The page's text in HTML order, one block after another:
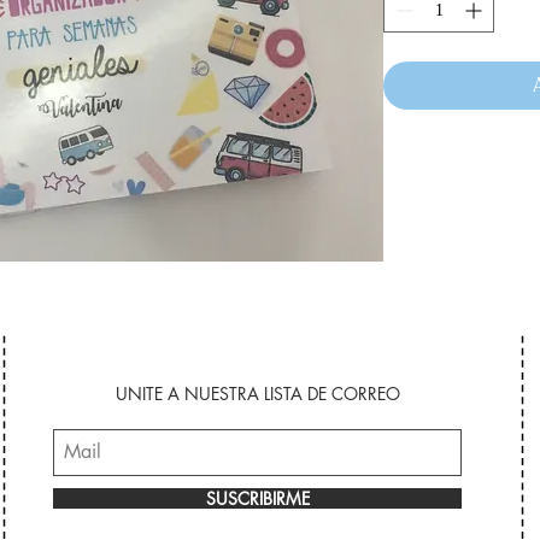
UNITE A NUESTRA LISTA DE CORREO
SUSCRIBIRME